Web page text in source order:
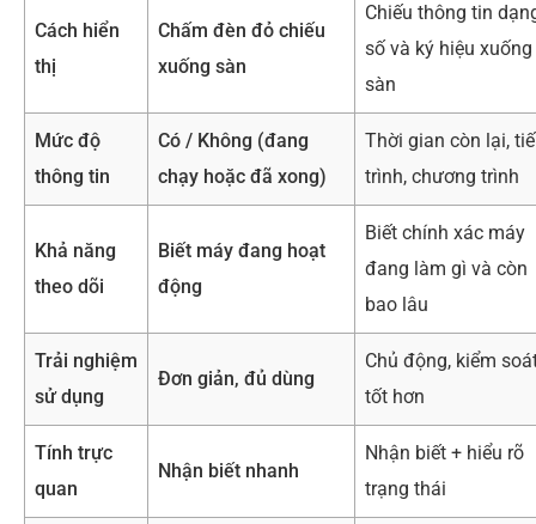
Cách hiển
thị
Chấm đèn đỏ chiếu
xuống sàn
Chiếu thông tin
số và ký hiệu xuống
sàn
Mức độ
thông tin
Có / Không (đang
chạy hoặc đã xong)
Thời gian còn lại,
trình, chương trình
Khả năng
theo dõi
Biết máy đang hoạt
động
Biết chính xác máy
đang làm gì và còn
bao lâu
Trải nghiệm
sử dụng
Đơn giản, đủ dùng
Chủ động, kiểm
tốt hơn
Tính trực
quan
Nhận biết nhanh
Nhận biết + hiểu rõ
trạng thái